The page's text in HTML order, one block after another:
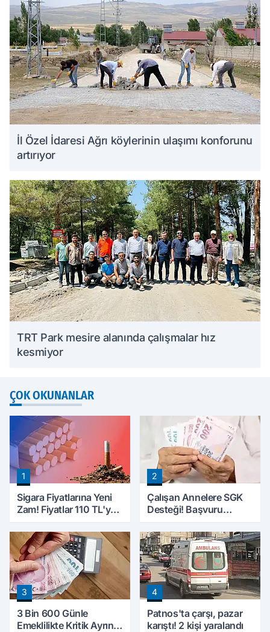
İl Özel İdaresi Ağrı köylerinin ulaşımı konforunu
artırıyor
TRT Park mesire alanında çalışmalar hız
kesmiyor
ÇOK OKUNANLAR
1
Sigara Fiyatlarına Yeni
Zam! Fiyatlar 110 TL'ye
2
Çalışan Annelere SGK
Desteği! Başvuru
Parası Alabilecekler
3
3 Bin 600 Günle
Emeklilikte Kritik Ayrıntı!
4
Patnos'ta çarşı, pazar
karıştı! 2 kişi yaralandı